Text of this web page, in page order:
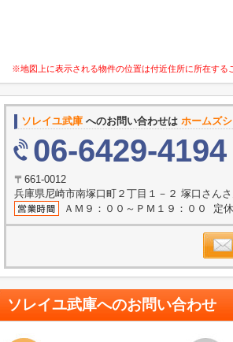
※地図上に表示される物件の位置は付近住所に所在する
ソレイユ武庫 へのお問い合わせは ホームズ
06-6429-4194
〒661-0012
兵庫県尼崎市南塚口町２丁目１－２ 塚口さん
ＡＭ９：００～ＰＭ１９：００ 定
ソレイユ武庫へのお問い合わせ